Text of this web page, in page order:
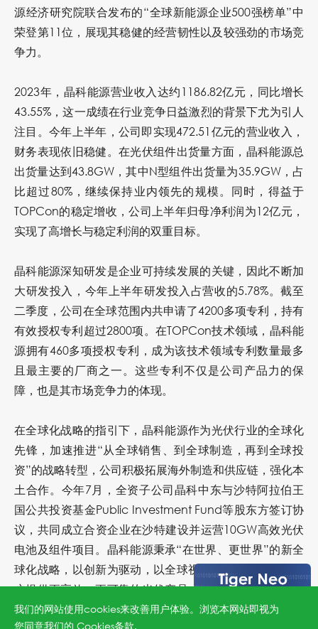
源经济研究院联合发布的“全球新能源企业500强榜单”中
荣登第11位，展现其稳健的经营韧性以及较强劲的市场竞
争力。
2023年，晶科能源营业收入达约1186.82亿元，同比增长
43.55%，这一成绩在行业竞争日益激烈的背景下尤为引人
注目。今年上半年，公司即实现472.51亿元的营业收入，
财务表现依旧稳健。在光伏组件出货量方面，晶科能源总
出货量达到43.8GW，其中N型组件出货量为35.9GW，占
比超过80%，继续保持业内领先的规模。同时，得益于
TOPCon的稳定增收，公司上半年归母净利润为12亿元，
实现了高增长与稳定利润的双重目标。
晶科能源深知研发是企业可持续发展的关键，因此不断加
大研发投入，今年上半年研发投入占营收的5.78%。截至
二季度，公司在全球范围内共申请了4200多项专利，持有
有效授权专利超过2800项。在TOPCon技术领域，晶科能
源拥有460多项授权专利，成为该技术领域专利数量最多
且最主要的厂商之一。这些专利不仅是公司产品力的保
障，也是其市场竞争力的体现。
在全球化战略的指引下，晶科能源作为光伏行业的全球化
先锋，加速推进“从全球销售、到全球制造，再到全球投
资”的战略转型，公司积极拓展海外制造和供应链，强化本
土合作。今年7月，全资子公司晶科中东与沙特阿拉伯王
国公共投资基金Public Investment Fund等股东方签订协
议，共同成立合资企业在沙特建设并运营10GW高效光伏
电池及组件项目。晶科能源秉承“在世界、更世界”的新全
球化战略，以创新为驱动，以全球视野为指引，为全球客
户提供更高效、更可靠的光伏产品，不断书写着光伏产业
的新篇章。
我们的网站使用cookies来改善用户体验。浏览本网站即视为
您同意我们的 Cookies条款.